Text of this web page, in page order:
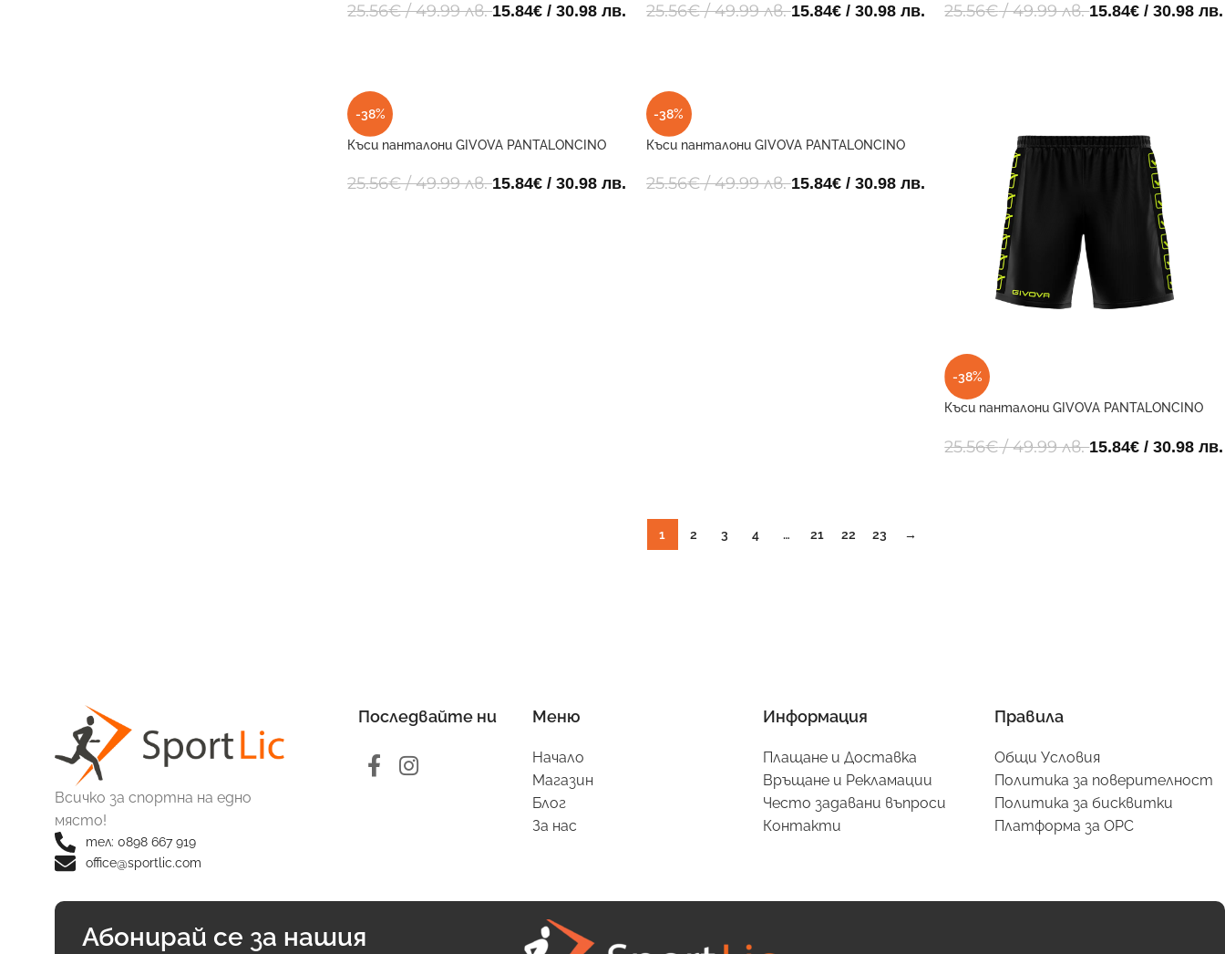
25.56€/ 49.99 лв.15.84€ / 30.98 лв. 25.56€/ 49.99 лв.15.84€/ 30.98 лв. 25.56€/ 49.99 лв.15.84€ / 30.98 лв.
-38%
Къси панталони GIVOVA PANTALONCINO
25.56€/ 49.99 лв.15.84€ / 30.98 лв.
-38%
Къси панталони GIVOVA PANTALONCINO
25.56€/ 49.99 лв.15.84€/ 30.98 лв.
-38%
Къси панталони GIVOVA PANTALONCINO
25.56€/ 49.99 лв.15.84€ / 30.98 лв.
1 2 3 4 … 21 22 23 →
Всичко за спортна на едно
място!
тел: 0898 667 919
office@sportlic.com
Последвайте ни Меню
Начало
Магазин
Блог
За нас
Информация
Плащане и Доставка
Връщане и Рекламации
Често задавани въпроси
Контакти
Правила
Общи Условия
Политика за поверителност
Политика за бисквитки
Платформа за ОРС
Абонирай се за нашия